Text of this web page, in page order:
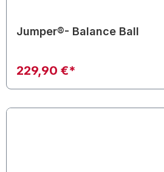
Jumper®- Balance Ball
229,90 €*